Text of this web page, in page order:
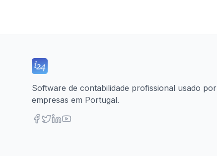
Software de contabilidade profissional usado por
empresas em Portugal.